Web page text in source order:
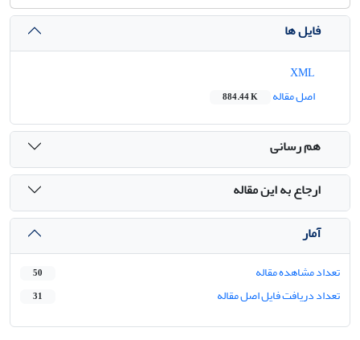
فایل ها
اصل مقاله
884.44 K
هم رسانی
ارجاع به این مقاله
آمار
تعداد مشاهده مقاله 50
تعداد دریافت فایل اصل مقاله 31